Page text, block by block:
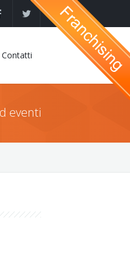
Contatti
eventi